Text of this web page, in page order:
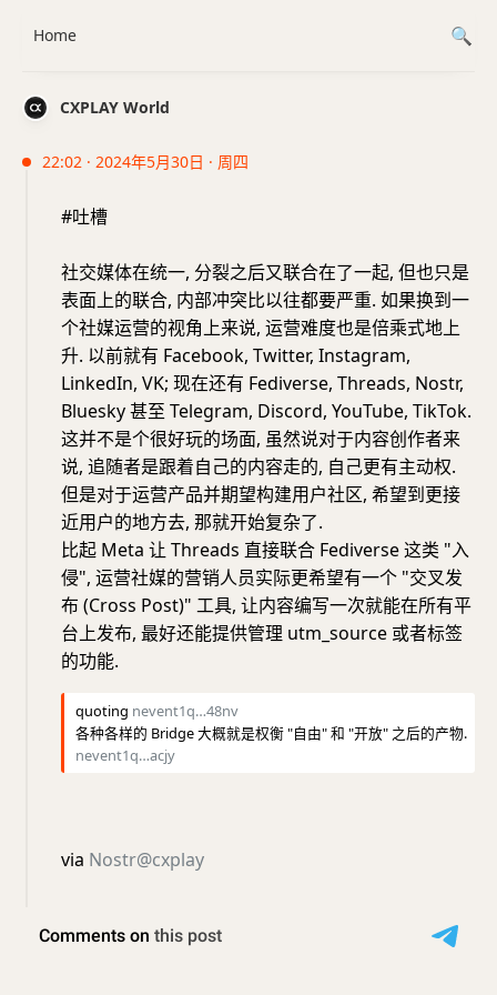
CXPLAY World
22:02 · 2024年5月30日 · 周四
#吐槽
社交媒体在统一, 分裂之后又联合在了一起, 但也只是
表面上的联合, 内部冲突比以往都要严重. 如果换到一
个社媒运营的视角上来说, 运营难度也是倍乘式地上
升. 以前就有 Facebook, Twitter, Instagram,
LinkedIn, VK; 现在还有 Fediverse, Threads, Nostr,
Bluesky 甚至 Telegram, Discord, YouTube, TikTok.
这并不是个很好玩的场面, 虽然说对于内容创作者来
说, 追随者是跟着自己的内容走的, 自己更有主动权.
但是对于运营产品并期望构建用户社区, 希望到更接
近用户的地方去, 那就开始复杂了.
比起 Meta 让 Threads 直接联合 Fediverse 这类 "入
侵", 运营社媒的营销人员实际更希望有一个 "交叉发
布 (Cross Post)" 工具, 让内容编写一次就能在所有平
台上发布, 最好还能提供管理 utm_source 或者标签
的功能.
quoting nevent1q…48nv
各种各样的 Bridge 大概就是权衡 "自由" 和 "开放" 之后的产物.
nevent1q…acjy
via Nostr@cxplay
Home